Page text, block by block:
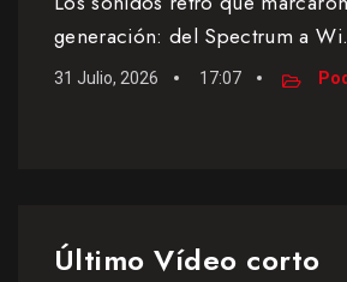
generación: del Spectrum a
31 Julio, 2026 17:07
Último Vídeo corto